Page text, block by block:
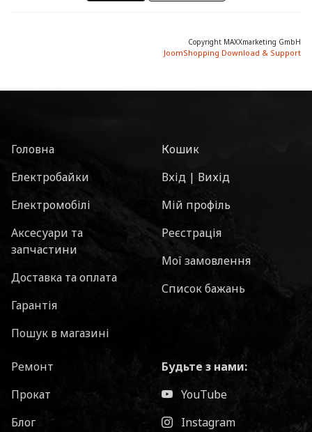
Copyright MAXXmarketing GmbH
JoomShopping Download & Support
Головна
Електробайки
Електромобілі
Аксесуари та
запчастини
Доставка та оплата
Гарантія
Пошук в магазині
Кошик
Вхід | Вихід
Мій профіль
Реєстрація
Мої замовлення
Список бажань
Ремонт
Прокат
Блог
Будьте з нами:
YouTube
Instagram